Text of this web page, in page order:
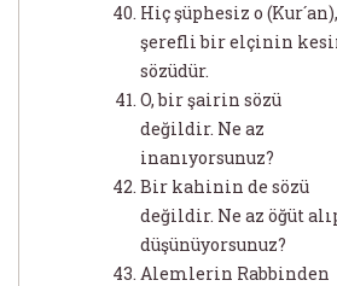
Hiç şüphesiz o (Kur´an),
şerefli bir elçinin
sözüdür.
O, bir şairin sözü
değildir. Ne az
inanıyorsunuz?
Bir kahinin de sözü
değildir. Ne az öğüt
düşünüyorsunuz?
Alemlerin Rabbinden